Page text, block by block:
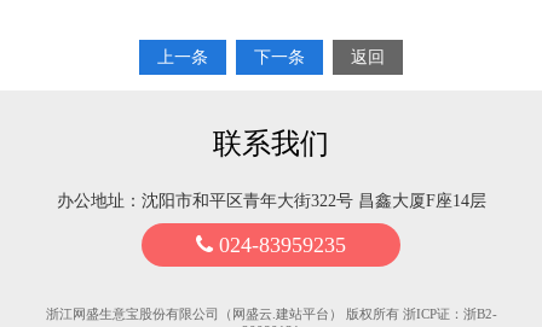
上一条 下一条 返回
联系我们
办公地址：沈阳市和平区青年大街322号 昌鑫大厦F座14层
024-83959235
浙江网盛生意宝股份有限公司（网盛云.建站平台） 版权所有 浙ICP证：浙B2-